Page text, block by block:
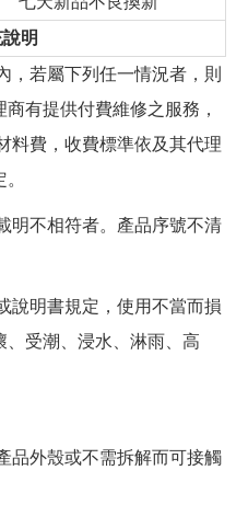
明
，若屬下列任一情況者，則
有提供付費維修之服務，
料費，收費標準依及其代理
明不相符者。產品序號不清
說明書規定，使用不當而損
受潮、浸水、淋雨、高
品外殼或不需拆解而可接觸